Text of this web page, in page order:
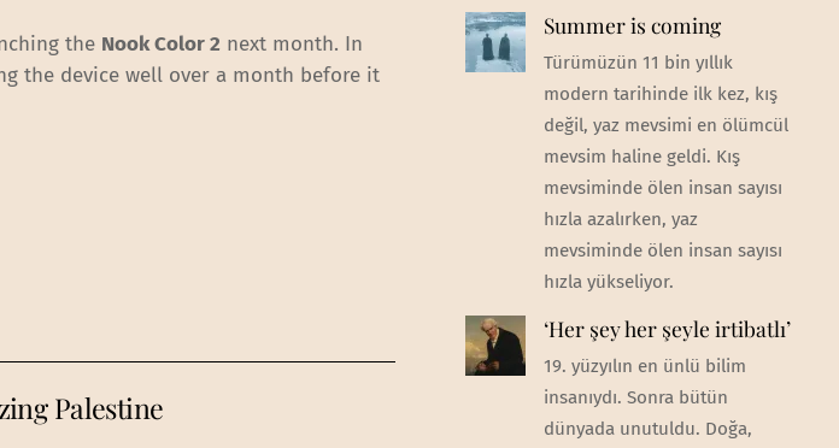
the Nook Color 2 next month. In
the device well over a month before it
Palestine
Summer is coming
Türümüzün 11 bin yıllık
modern tarihinde ilk kez, kış
değil, yaz mevsimi en ölümcül
mevsim haline geldi. Kış
mevsiminde ölen insan sayısı
hızla azalırken, yaz
mevsiminde ölen insan sayısı
hızla yükseliyor.
‘Her şey her şeyle irtibatlı’
19. yüzyılın en ünlü bilim
insanıydı. Sonra bütün
dünyada unutuldu. Doğa,